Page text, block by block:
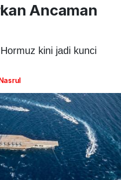
Ancaman
kini jadi kunci